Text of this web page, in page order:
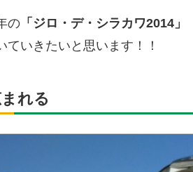
の 「ジロ・デ・シラカワ2014」
ていきたいと思います！！
れる